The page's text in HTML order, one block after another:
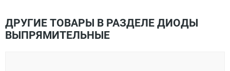
ДРУГИЕ ТОВАРЫ В РАЗДЕЛЕ ДИОДЫ
ВЫПРЯМИТЕЛЬНЫЕ